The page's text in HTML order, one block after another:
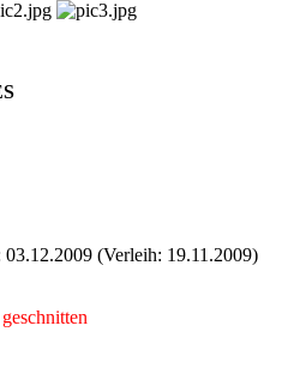
(Verleih: 19.11.2009)